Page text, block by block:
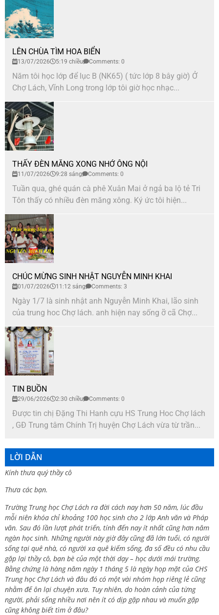
LÊN CHÙA TÌM HOA BIỂN
13/07/2026 5:19 chiều Comments: 0
Năm tôi học lớp để lục B (NK65) ( tức lớp 8 bây giờ) Ở
Chợ Lách, Vĩnh Long trong lớp tôi giờ học nhạc...
THẤY ĐÈN MĂNG XONG NHỚ ÔNG NỘI
11/07/2026 9:28 sáng Comments: 0
Tuần qua, ghé quán cà phê Xuân Mai ở ngả ba lộ tẻ Tri
Tôn thấy có nhiều đèn măng xông. Ký ức tôi hiện...
CHÚC MỪNG SINH NHẬT NGUYỄN MINH KHAI
01/07/2026 11:12 sáng Comments: 3
Ngày 1/7 là sinh nhật anh Nguyễn Minh Khai, lão sinh
của trung hoc Chợ lách. anh hiện nay sống ỡ cã Chợ...
TIN BUỒN
29/06/2026 2:30 chiều Comments: 0
Được tin chị Đặng Thi Hanh cựu HS Trung Hoc Chợ lách
, GĐ Trung tâm Chính Trị huyện Chợ Lách vừa từ trần...
LỜI DẪN
Kính thưa quý thầy cô
Thưa các bạn.
Trường Trung học Chợ Lách ra đời cách nay hơn 50 năm, lúc đầu
mỗi niên khóa chỉ khoảng 100 học sinh cho 2 lớp Anh văn và Pháp
văn. Sau đó lần lượt phát triển, tính đến nay ít nhất cũng hơn năm
ngàn học sinh. Những người này giờ đây cũng đã lớn tuổi, có người
sống tại quê nhà, có người xa quê kiếm sống, đa số đều có nhu cầu
gặp lại thầy cô, bạn bè của một thời dạy – học dưới mái trường.
Bằng chứng là hàng năm ngày 1 tháng 5 là ngày họp mặt của CHS
Trung học Chợ Lách và đâu đó có một vài nhóm họp riêng lẻ cũng
nhằm để ôn lại chuyện xưa. Tuy nhiên, do hoàn cảnh của từng
người, phải sống nhiều nơi nên ít có dịp gặp nhau và muốn gặp
cũng không biết tìm ở đâu?